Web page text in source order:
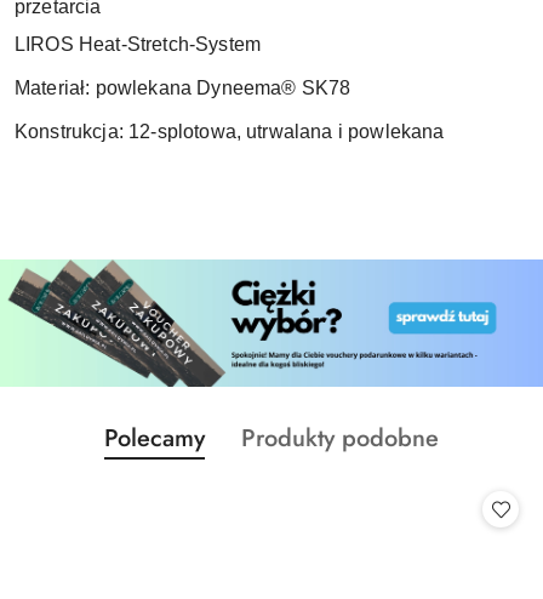
przetarcia
LIROS Heat-Stretch-System
Materiał: powlekana Dyneema® SK78
Konstrukcja: 12-splotowa, utrwalana i powlekana
Pomiń karuzelę produktów
Produkty
o
Polecamy
Produkty
Produkty podobne